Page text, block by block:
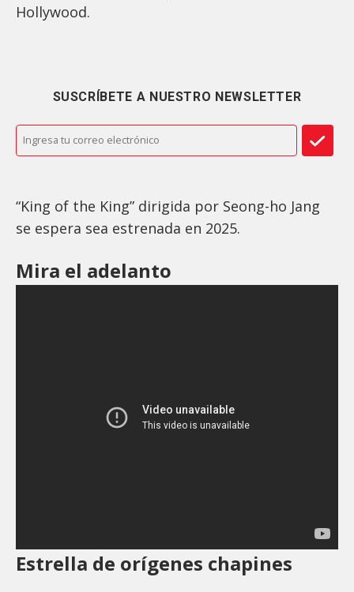
Hollywood.
SUSCRÍBETE A NUESTRO NEWSLETTER
“King of the King” dirigida por Seong-ho Jang
se espera sea estrenada en 2025.
Mira el adelanto
Estrella de orígenes chapines